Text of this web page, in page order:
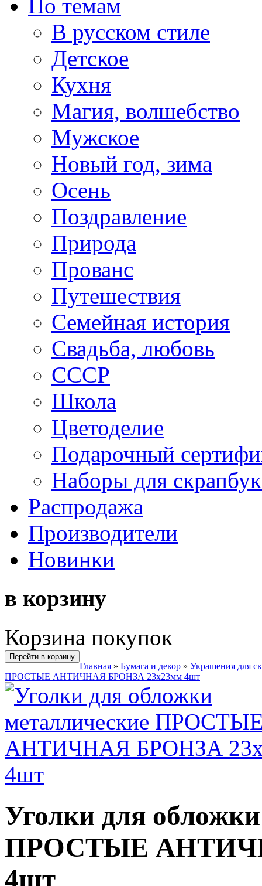
По темам
В русском стиле
Детское
Кухня
Магия, волшебство
Мужское
Новый год, зима
Осень
Поздравление
Природа
Прованс
Путешествия
Семейная история
Свадьба, любовь
СССР
Школа
Цветоделие
Подарочный
Наборы для
Распродажа
Производители
Новинки
в корзину
Корзина покупок
Перейти в корзину
Главная » Бумага и декор » Украшения для
ПРОСТЫЕ АНТИЧНАЯ БРОНЗА 23х23мм 4шт
Уголки для
ПРОСТЫЕ
4шт